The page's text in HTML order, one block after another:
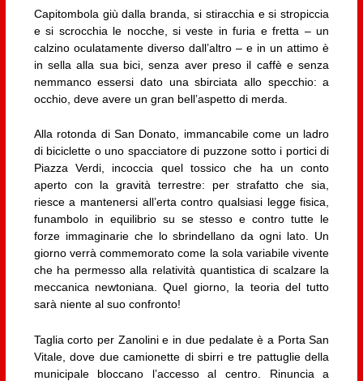
Capitombola giù dalla branda, si stiracchia e si stropiccia
e si scrocchia le nocche, si veste in furia e fretta – un
calzino oculatamente diverso dall’altro – e in un attimo è
in sella alla sua bici, senza aver preso il caffè e senza
nemmanco essersi dato una sbirciata allo specchio: a
occhio, deve avere un gran bell’aspetto di merda.
Alla rotonda di San Donato, immancabile come un ladro
di biciclette o uno spacciatore di puzzone sotto i portici di
Piazza Verdi, incoccia quel tossico che ha un conto
aperto con la gravità terrestre: per strafatto che sia,
riesce a mantenersi all’erta contro qualsiasi legge fisica,
funambolo in equilibrio su se stesso e contro tutte le
forze immaginarie che lo sbrindellano da ogni lato. Un
giorno verrà commemorato come la sola variabile vivente
che ha permesso alla relatività quantistica di scalzare la
meccanica newtoniana. Quel giorno, la teoria del tutto
sarà niente al suo confronto!
Taglia corto per Zanolini e in due pedalate è a Porta San
Vitale, dove due camionette di sbirri e tre pattuglie della
municipale bloccano l’accesso al centro. Rinuncia a